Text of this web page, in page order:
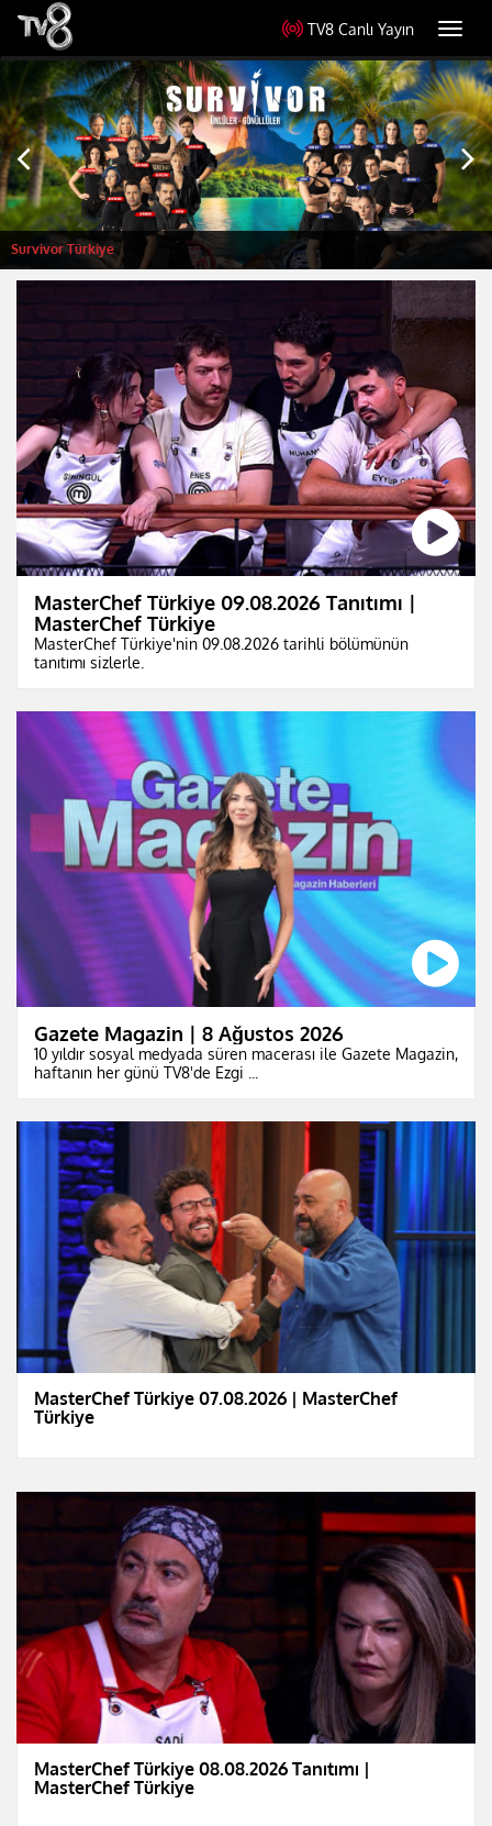
TV8 Canlı Yayın
Survivor Türkiye
MasterChef Türkiye 09.08.2026 Tanıtımı |
MasterChef Türkiye
MasterChef Türkiye'nin 09.08.2026 tarihli bölümünün
tanıtımı sizlerle.
Gazete Magazin | 8 Ağustos 2026
10 yıldır sosyal medyada süren macerası ile Gazete Magazin,
haftanın her günü TV8'de Ezgi ...
MasterChef Türkiye 07.08.2026 | MasterChef
Türkiye
MasterChef Türkiye 08.08.2026 Tanıtımı |
MasterChef Türkiye